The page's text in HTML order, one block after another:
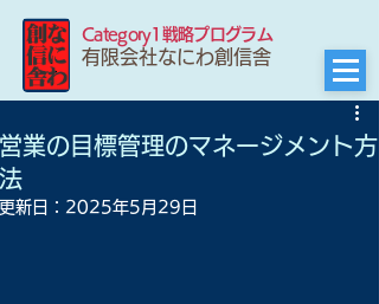
Category1戦略プログラム
有限会社なにわ創信舎
営業の目標管理のマネージメント方
法
更新日： 2025年5月29日